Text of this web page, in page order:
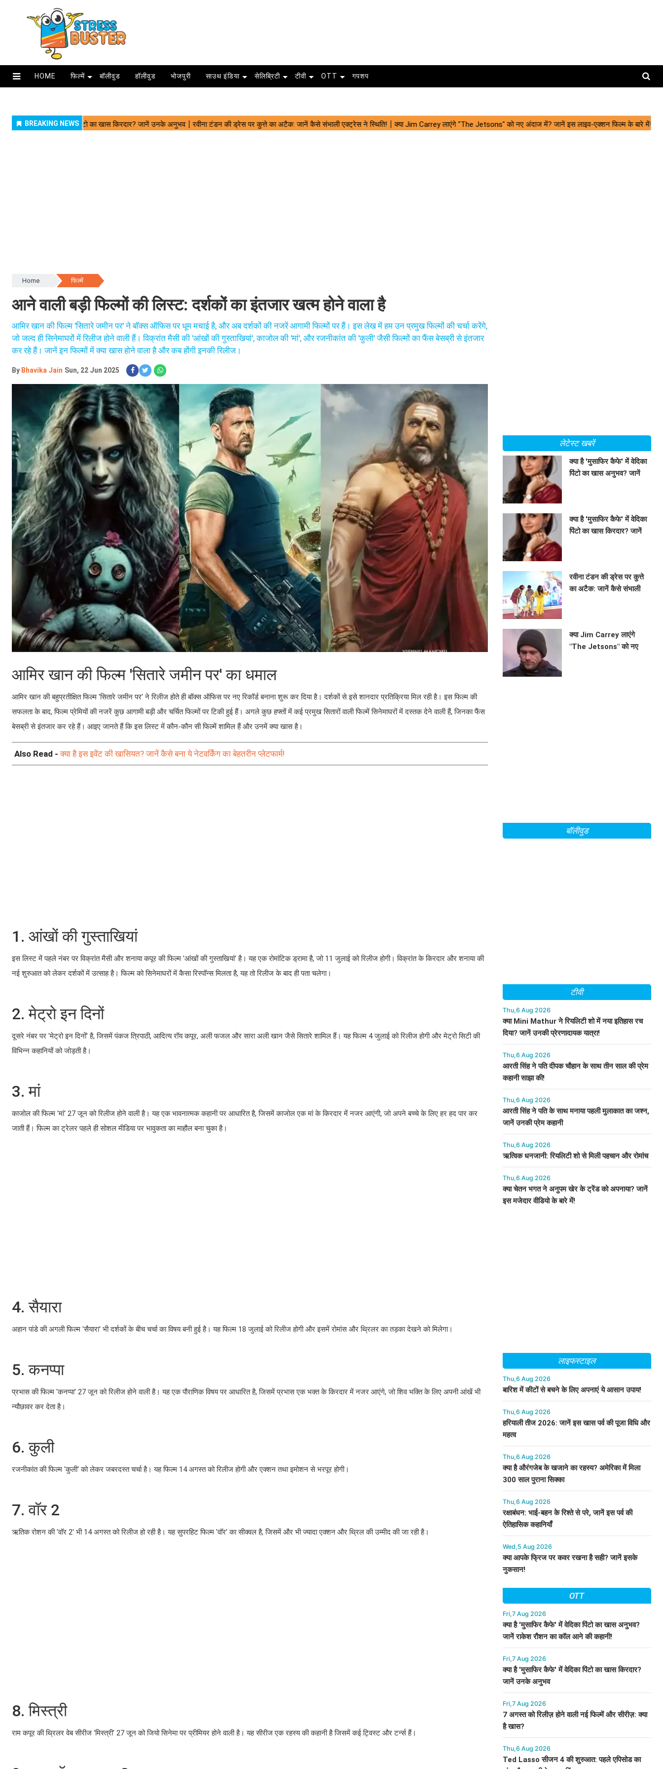
HOME फिल्में बॉलीवुड हॉलीवुड भोजपुरी साउथ इंडिया सेलिब्रिटी टीवी OTT गपशप
Home फिल्में
आने वाली बड़ी फिल्मों की लिस्ट: दर्शकों का इंतजार खत्म होने वाला है
आमिर खान की फिल्म 'सितारे जमीन पर' ने बॉक्स ऑफिस पर धूम मचाई है, और अब दर्शकों की नजरें आगामी फिल्मों पर हैं। इस लेख में हम उन प्रमुख फिल्मों की चर्चा करेंगे,
जो जल्द ही सिनेमाघरों में रिलीज होने वाली हैं। विक्रांत मैसी की 'आंखों की गुस्ताखियां', काजोल की 'मां', और रजनीकांत की 'कुली' जैसी फिल्मों का फैंस बेसब्री से इंतजार
कर रहे हैं। जानें इन फिल्मों में क्या खास होने वाला है और कब होंगी इनकी रिलीज।
By Bhavika Jain Sun, 22 Jun 2025
आमिर खान की फिल्म 'सितारे जमीन पर' का धमाल
आमिर खान की बहुप्रतीक्षित फिल्म 'सितारे जमीन पर' ने रिलीज होते ही बॉक्स ऑफिस पर नए रिकॉर्ड बनाना शुरू कर दिया है। दर्शकों से इसे शानदार प्रतिक्रिया मिल रही है। इस फिल्म की
सफलता के बाद, फिल्म प्रेमियों की नजरें कुछ आगामी बड़ी और चर्चित फिल्मों पर टिकी हुई हैं। अगले कुछ हफ्तों में कई प्रमुख सितारों वाली फिल्में सिनेमाघरों में दस्तक देने वाली हैं, जिनका फैंस
बेसब्री से इंतजार कर रहे हैं। आइए जानते हैं कि इस लिस्ट में कौन-कौन सी फिल्में शामिल हैं और उनमें क्या खास है।
Also Read -क्या है इस इवेंट की खासियत? जानें कैसे बना ये नेटवर्किंग का बेहतरीन प्लेटफार्म!
1. आंखों की गुस्ताखियां
इस लिस्ट में पहले नंबर पर विक्रांत मैसी और शनाया कपूर की फिल्म 'आंखों की गुस्ताखियां' है। यह एक रोमांटिक ड्रामा है, जो 11 जुलाई को रिलीज होगी। विक्रांत के किरदार और शनाया की
नई शुरुआत को लेकर दर्शकों में उत्साह है। फिल्म को सिनेमाघरों में कैसा रिस्पॉन्स मिलता है, यह तो रिलीज के बाद ही पता चलेगा।
2. मेट्रो इन दिनों
दूसरे नंबर पर 'मेट्रो इन दिनों' है, जिसमें पंकज त्रिपाठी, आदित्य रॉय कपूर, अली फजल और सारा अली खान जैसे सितारे शामिल हैं। यह फिल्म 4 जुलाई को रिलीज होगी और मेट्रो सिटी की
विभिन्न कहानियों को जोड़ती है।
3. मां
काजोल की फिल्म 'मां' 27 जून को रिलीज होने वाली है। यह एक भावनात्मक कहानी पर आधारित है, जिसमें काजोल एक मां के किरदार में नजर आएंगी, जो अपने बच्चे के लिए हर हद पार कर
जाती हैं। फिल्म का ट्रेलर पहले ही सोशल मीडिया पर भावुकता का माहौल बना चुका है।
4. सैयारा
अहान पांडे की अगली फिल्म 'सैयारा' भी दर्शकों के बीच चर्चा का विषय बनी हुई है। यह फिल्म 18 जुलाई को रिलीज होगी और इसमें रोमांस और थ्रिलर का तड़का देखने को मिलेगा।
5. कनप्पा
प्रभास की फिल्म 'कनप्पा' 27 जून को रिलीज होने वाली है। यह एक पौराणिक विषय पर आधारित है, जिसमें प्रभास एक भक्त के किरदार में नजर आएंगे, जो शिव भक्ति के लिए अपनी आंखें भी
न्यौछावर कर देता है।
6. कुली
रजनीकांत की फिल्म 'कुली' को लेकर जबरदस्त चर्चा है। यह फिल्म 14 अगस्त को रिलीज होगी और एक्शन तथा इमोशन से भरपूर होगी।
7. वॉर 2
ऋतिक रोशन की 'वॉर 2' भी 14 अगस्त को रिलीज हो रही है। यह सुपरहिट फिल्म 'वॉर' का सीक्वल है, जिसमें और भी ज्यादा एक्शन और थ्रिल की उम्मीद की जा रही है।
8. मिस्त्री
राम कपूर की थ्रिलर वेब सीरीज 'मिस्त्री' 27 जून को जियो सिनेमा पर प्रीमियर होने वाली है। यह सीरीज एक रहस्य की कहानी है जिसमें कई ट्विस्ट और टर्न्स हैं।
लेटेस्ट खबरें
क्या है 'मुसाफिर कैफे' में वेदिका
पिंटो का खास अनुभव? जानें
क्या है 'मुसाफिर कैफे' में वेदिका
पिंटो का खास किरदार? जानें
रवीना टंडन की ड्रेस पर कुत्ते
का अटैक: जानें कैसे संभाली
क्या Jim Carrey लाएंगे
"The Jetsons" को नए
बॉलीवुड
टीवी
Thu,6 Aug 2026
क्या Mini Mathur ने रियलिटी शो में नया इतिहास रच
दिया? जानें उनकी प्रेरणादायक यात्रा!
Thu,6 Aug 2026
आरती सिंह ने पति दीपक चौहान के साथ तीन साल की प्रेम
कहानी साझा की!
Thu,6 Aug 2026
आरती सिंह ने पति के साथ मनाया पहली मुलाकात का जश्न,
जानें उनकी प्रेम कहानी
Thu,6 Aug 2026
ऋत्विक धनजानी: रियलिटी शो से मिली पहचान और रोमांच
Thu,6 Aug 2026
क्या चेतन भगत ने अनुपम खेर के ट्रेंड को अपनाया? जानें
इस मजेदार वीडियो के बारे में!
लाइफस्टाइल
Thu,6 Aug 2026
बारिश में कीटों से बचने के लिए अपनाएं ये आसान उपाय!
Thu,6 Aug 2026
हरियाली तीज 2026: जानें इस खास पर्व की पूजा विधि और
महत्व
Thu,6 Aug 2026
क्या है औरंगजेब के खजाने का रहस्य? अमेरिका में मिला
300 साल पुराना सिक्का
Thu,6 Aug 2026
रक्षाबंधन: भाई-बहन के रिश्ते से परे, जानें इस पर्व की
ऐतिहासिक कहानियाँ
Wed,5 Aug 2026
क्या आपके फ्रिज पर कवर रखना है सही? जानें इसके
नुकसान!
OTT
Fri,7 Aug 2026
क्या है 'मुसाफिर कैफे' में वेदिका पिंटो का खास अनुभव?
जानें राकेश रौशन का कॉल आने की कहानी!
Fri,7 Aug 2026
क्या है 'मुसाफिर कैफे' में वेदिका पिंटो का खास किरदार?
जानें उनके अनुभव
Fri,7 Aug 2026
7 अगस्त को रिलीज़ होने वाली नई फिल्में और सीरीज़: क्या
है खास?
Thu,6 Aug 2026
Ted Lasso सीजन 4 की शुरुआत: पहले एपिसोड का